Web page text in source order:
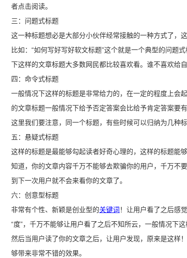
者点击阅读。
三：问题式标题
这一种标题想必是大部分小伙伴经常接触的一种方式了，
比如：“如何写好写好软文标题”这个就是一个典型的问题
下这样的文章标题大多数网民都比较喜欢看。谁不喜欢给
四：命令式标题
一般情况下这样的标题是非常给力的，在一定的程度上会
的文章标题一般情况下给予否定答案会比给予肯定答案要有
这里我们要注意，同一个标题，有些时候可以归纳为几种标
五：悬疑式标题
这样的标题是最能够勾起读者好奇心理的，这样的标题能
知道，你的文章内容千万不能够去欺骗你的用户，千万不
到下一次用户就不会来看你的文章了。
六：创意型标题
非常有个性、新颖是创业型的关键词 ！让用户看了之后感
“度”，千万不能够让用户看了之后不知所云，一般情况下
然后当用户读了你的文章之后，让用户发现，原来是这样
够带来非常不错的效果。